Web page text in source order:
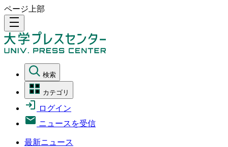
ページ上部
density_medium
検索
カテゴリ
ログイン
ニュースを受信
最新ニュース